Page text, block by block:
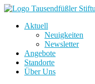
Aktuell
Neuigkeiten
Newsletter
Angebote
Standorte
Über Uns